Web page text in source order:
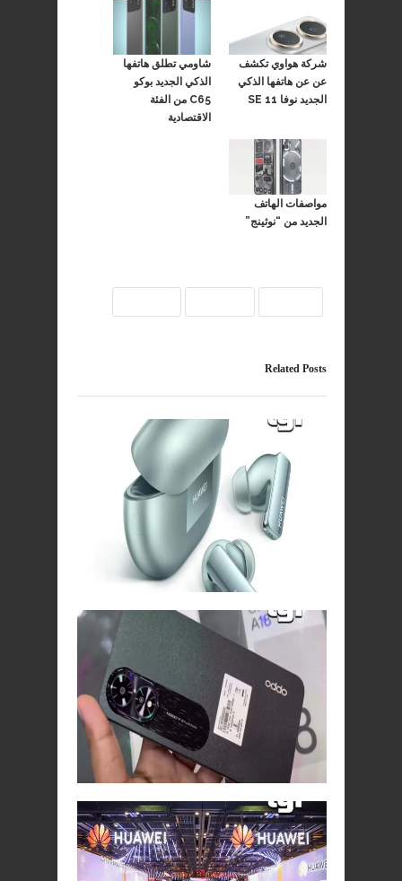
شركة هواوي تكشف
عن عن هاتفها الذكي
الجديد نوفا 11 SE
شاومي تطلق هاتفها
الذكي الجديد بوكو
C65 من الفئة
الاقتصادية
مواصفات الهاتف
الجديد من “نوثينج”
Related Posts